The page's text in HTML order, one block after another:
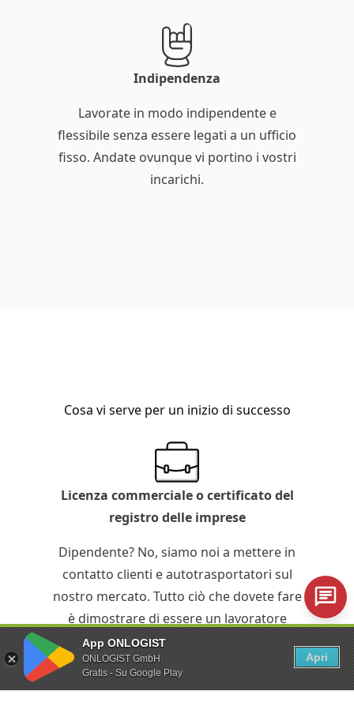
App ONLOGIST
ONLOGIST GmbH
Gratis - Su Google Play
Apri
Indipendenza
Lavorate in modo indipendente e
flessibile senza essere legati a un ufficio
fisso. Andate ovunque vi portino i vostri
incarichi.
Cosa vi serve per un inizio di successo
Licenza commerciale o certificato del
registro delle imprese
Dipendente? No, siamo noi a mettere in
contatto clienti e autotrasportatori sul
nostro mercato. Tutto ciò che dovete fare
è dimostrare di essere un lavoratore
autonomo.